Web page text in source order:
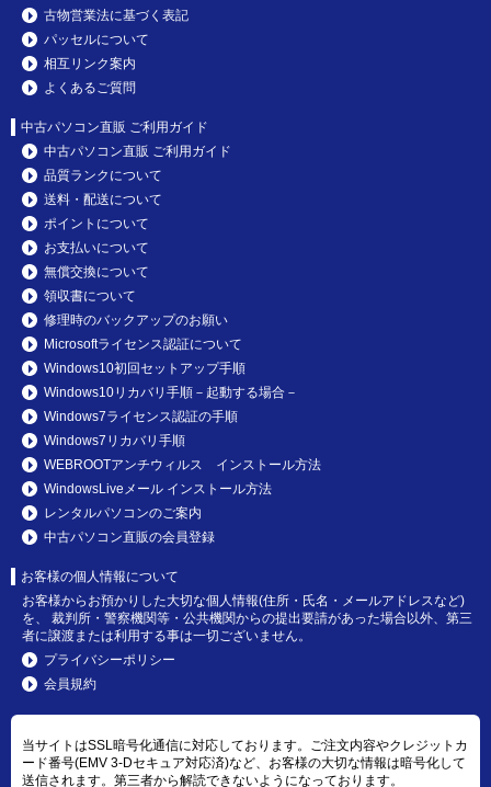
古物営業法に基づく表記
パッセルについて
相互リンク案内
よくあるご質問
中古パソコン直販 ご利用ガイド
中古パソコン直販 ご利用ガイド
品質ランクについて
送料・配送について
ポイントについて
お支払いについて
無償交換について
領収書について
修理時のバックアップのお願い
Microsoftライセンス認証について
Windows10初回セットアップ手順
Windows10リカバリ手順－起動する場合－
Windows7ライセンス認証の手順
Windows7リカバリ手順
WEBROOTアンチウィルス インストール方法
WindowsLiveメール インストール方法
レンタルパソコンのご案内
中古パソコン直販の会員登録
お客様の個人情報について
お客様からお預かりした大切な個人情報(住所・氏名・メールアドレスなど)
を、 裁判所・警察機関等・公共機関からの提出要請があった場合以外、第三
者に譲渡または利用する事は一切ございません。
プライバシーポリシー
会員規約
当サイトはSSL暗号化通信に対応しております。ご注文内容やクレジットカ
ード番号(EMV 3-Dセキュア対応済)など、お客様の大切な情報は暗号化して
送信されます。第三者から解読できないようになっております。